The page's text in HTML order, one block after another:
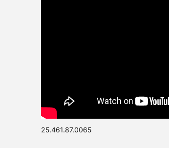
25.461.87.0065